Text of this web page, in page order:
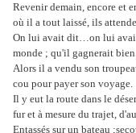
Revenir demain, encore et
où il a tout laissé, ils
On lui avait dit…on lui
monde ; qu'il gagnerait
Alors il a vendu son
cou pour payer son voyage.
Il y eut la route dans le
fur et à mesure du trajet,
Entassés sur un bateau